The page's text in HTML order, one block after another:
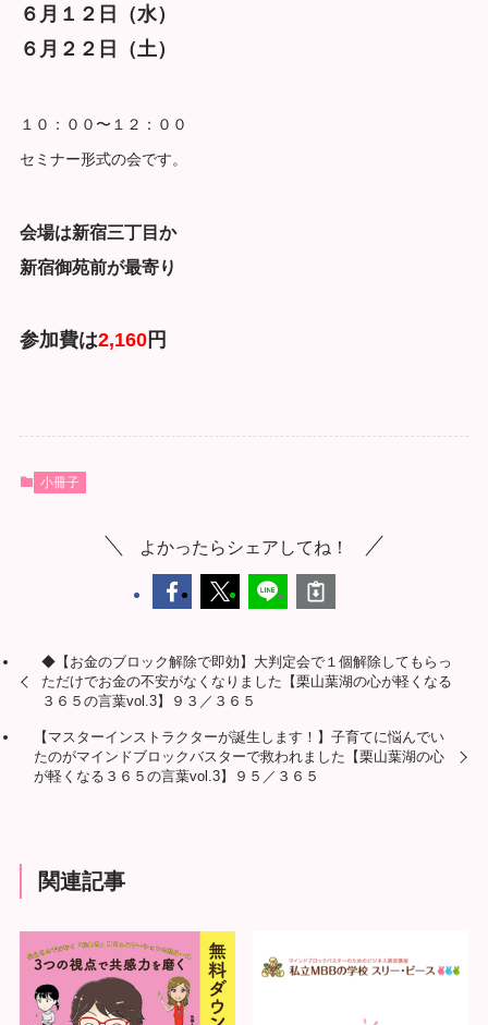
６月１２日（水）
６月２２日（土）
１０：００〜１２：００
セミナー形式の会です。
会場は新宿三丁目か
新宿御苑前が最寄り
参加費は2,160円
小冊子
よかったらシェアしてね！
◆【お金のブロック解除で即効】大判定会で１個解除してもらっ
ただけでお金の不安がなくなりました【栗山葉湖の心が軽くなる
３６５の言葉vol.3】９３／３６５
【マスターインストラクターが誕生します！】子育てに悩んでい
たのがマインドブロックバスターで救われました【栗山葉湖の心
が軽くなる３６５の言葉vol.3】９５／３６５
関連記事